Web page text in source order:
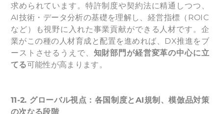
求められています。特許制度や契約法に精通しつつ、
AI技術・データ分析の基礎を理解し、経営指標（ROIC
など）も視野に入れた事業貢献ができる人材です。企
業がこの種の人材育成と配置を進めれば、DX推進をブ
ーストさせるうえで、 知財部門が経営変革の中心に立
てる可能性が高まります。
11-2. グローバル視点：各国制度とAI規制、模倣品対策
の次なる段階